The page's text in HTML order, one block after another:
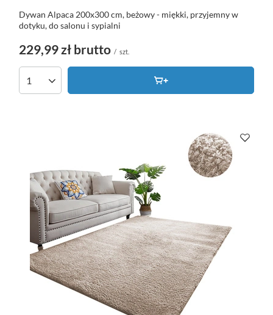
Dywan Alpaca 200x300 cm, beżowy - miękki, przyjemny w
dotyku, do salonu i sypialni
229,99 zł brutto / szt.